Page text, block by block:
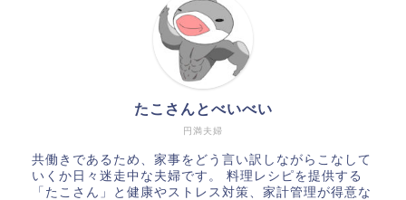
円満夫婦
たこさんとべいべい
共働きであるため、家事をどう言い訳しながらこなして
いくか日々迷走中な夫婦です。 料理レシピを提供する
「たこさん」と健康やストレス対策、家計管理が得意な